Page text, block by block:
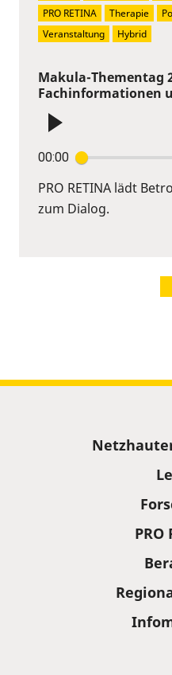
Makula-Thementag
Fachinformationen
00:00
PRO RETINA lädt
zum Dialog.
PRO RETINA
Therapie
Veranstaltung
Hybrid
PRO